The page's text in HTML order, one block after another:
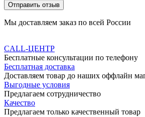
Отправить отзыв
Мы доставляем заказ по всей России
CALL-ЦЕНТР
Бесплатные консультации по телефону
Бесплатная доставка
Доставляем товар до наших оффлайн
Выгодные условия
Предлагаем сотрудничество
Качество
Предлагаем только качественный товар